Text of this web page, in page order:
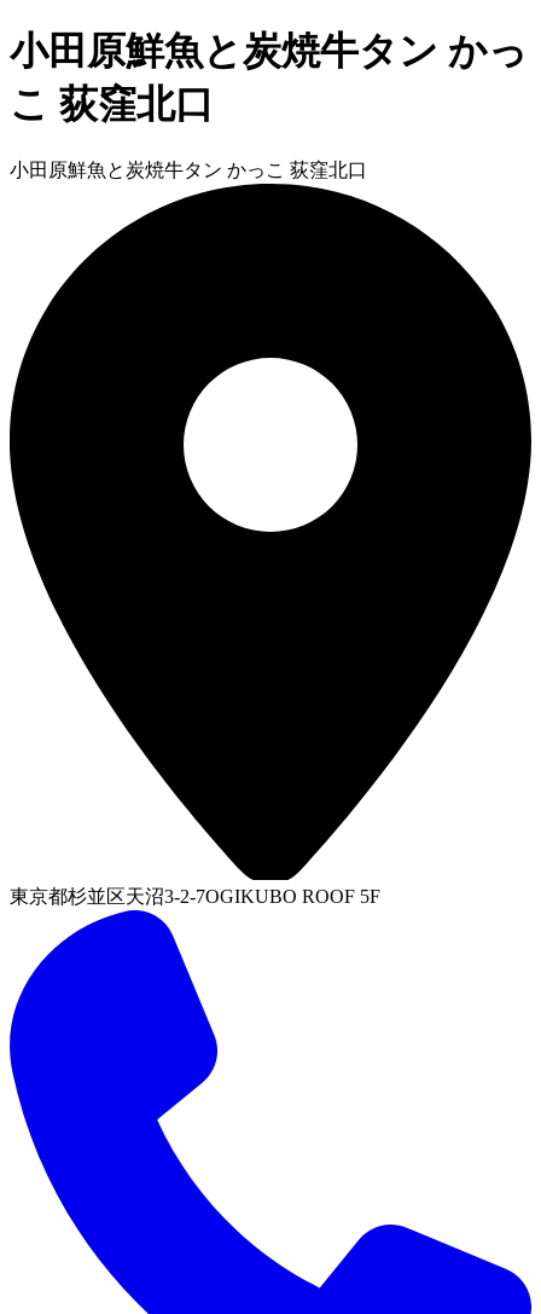
小田原鮮魚と炭焼牛タン かっ
こ 荻窪北口
小田原鮮魚と炭焼牛タン かっこ 荻窪北口
東京都杉並区天沼3-2-7OGIKUBO ROOF 5F